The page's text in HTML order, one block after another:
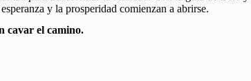
y la prosperidad comienzan a abrirse.
cavar el camino.